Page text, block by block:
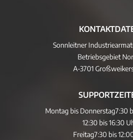
Sonnleitner
Betriebsgebiet
A-3701
Montag bis Donnerstag7:30
12:30 bis 16:30
Freitag7:30 bis